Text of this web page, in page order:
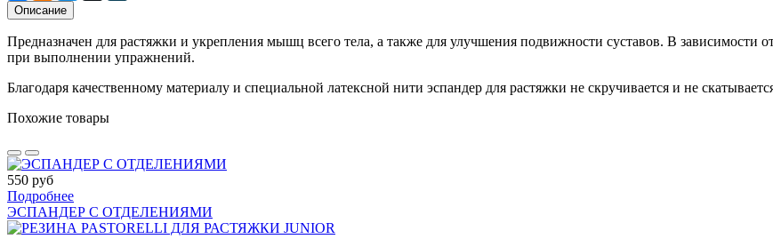
Описание
Предназначен для растяжки и укрепления мышц всего тела, а также для улучшения подвижности суставов. В зависимости
при выполнении упражнений.
Благодаря качественному материалу и специальной латексной нити эспандер для растяжки не скручивается и не
Похожие товары
550 руб
Подробнее
ЭСПАНДЕР С ОТДЕЛЕНИЯМИ